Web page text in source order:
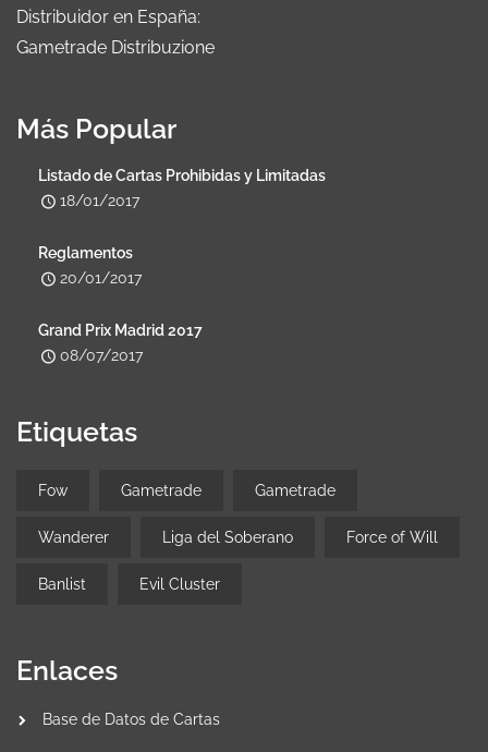
Distribuidor en España:
Gametrade Distribuzione
Más Popular
Listado de Cartas Prohibidas y Limitadas
18/01/2017
Reglamentos
20/01/2017
Grand Prix Madrid 2017
08/07/2017
Etiquetas
Fow Gametrade Gametrade
Wanderer Liga del Soberano Force of Will
Banlist Evil Cluster
Enlaces
Base de Datos de Cartas